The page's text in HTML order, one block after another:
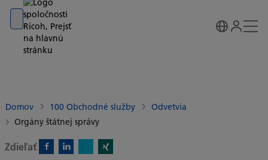
Go to banner
Go to content
Go to footer
Domov 100 Obchodné služby
Odvetvia
Orgány štátnej správy
Zdieľať